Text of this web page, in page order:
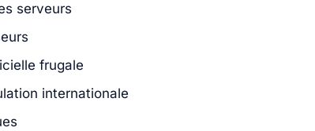
serveurs
frugale
internationale